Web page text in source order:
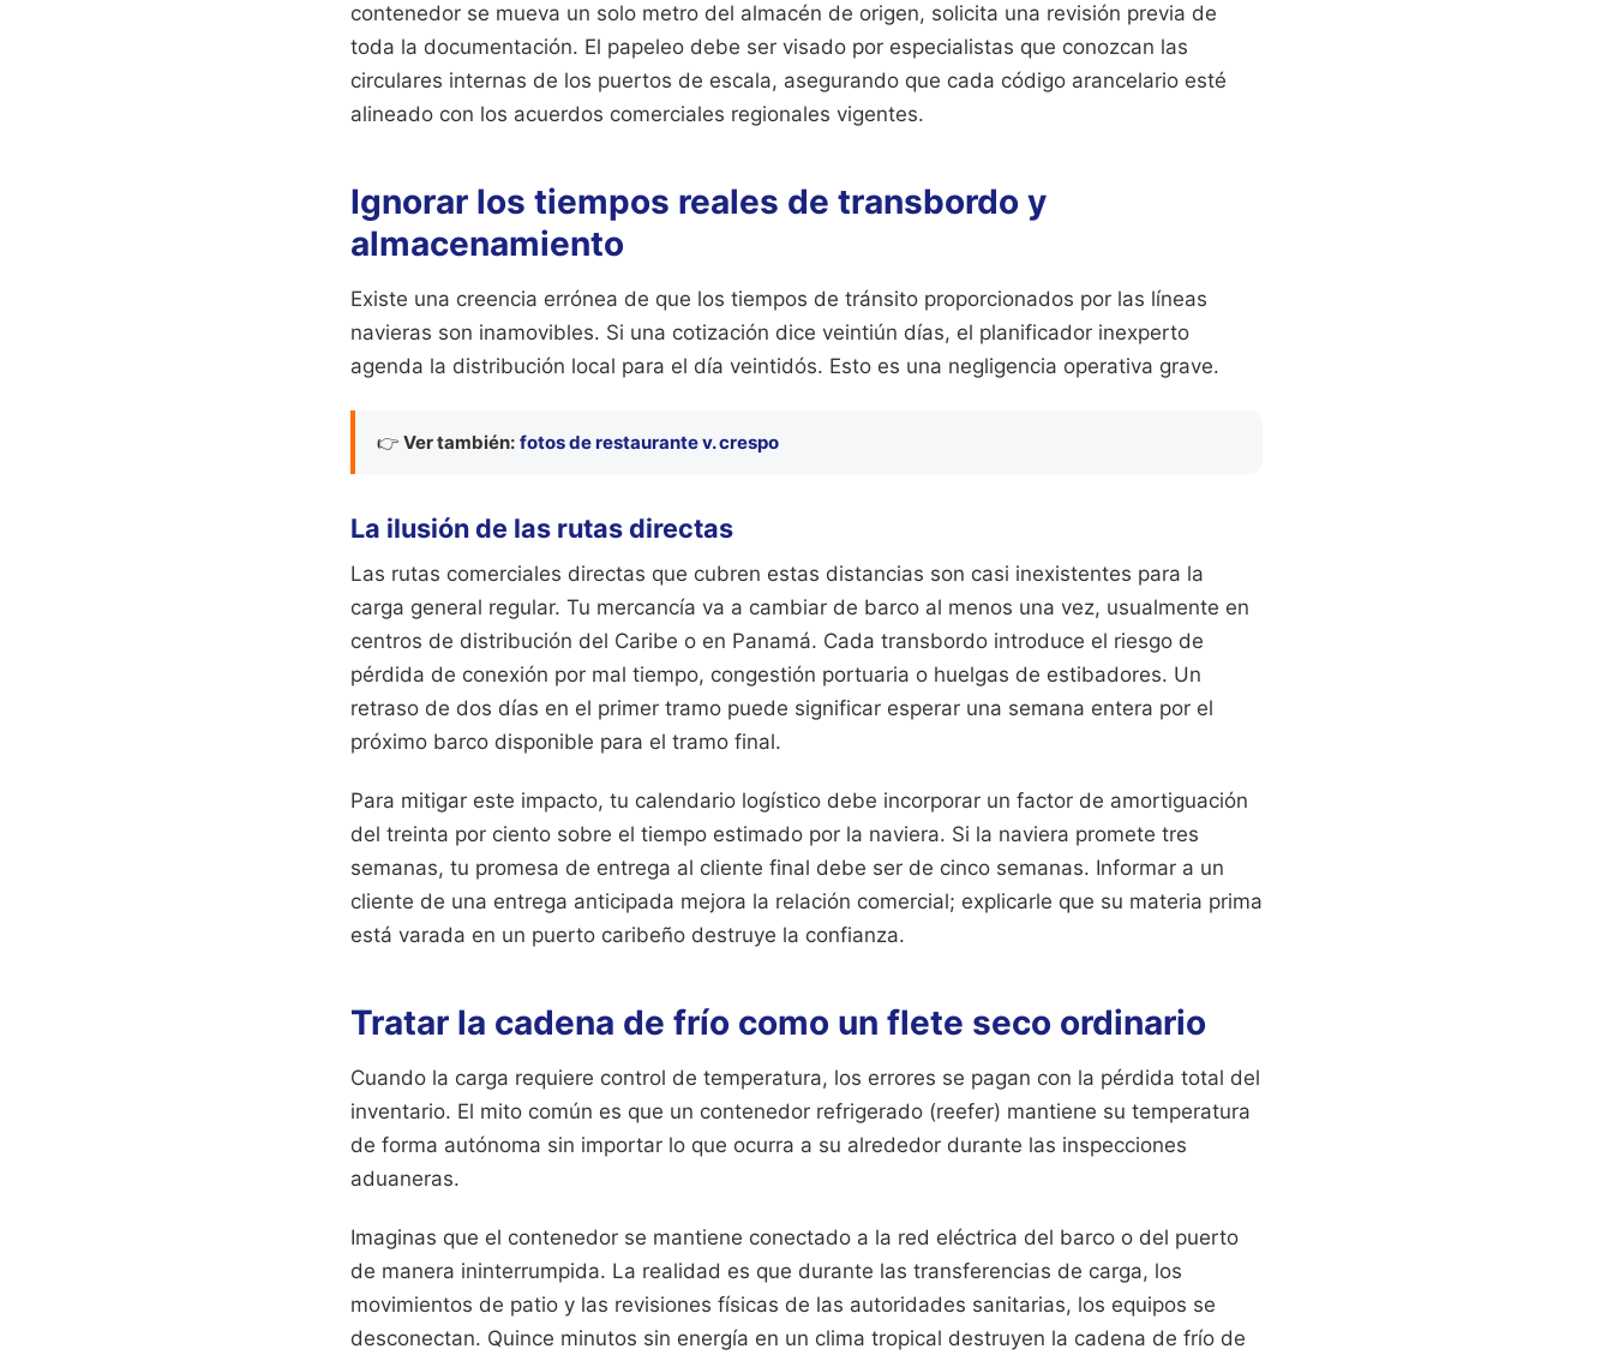
contenedor se mueva un solo metro del almacén de origen, solicita una revisión previa de
toda la documentación. El papeleo debe ser visado por especialistas que conozcan las
circulares internas de los puertos de escala, asegurando que cada código arancelario esté
alineado con los acuerdos comerciales regionales vigentes.
Ignorar los tiempos reales de transbordo y
almacenamiento
Existe una creencia errónea de que los tiempos de tránsito proporcionados por las líneas
navieras son inamovibles. Si una cotización dice veintiún días, el planificador inexperto
agenda la distribución local para el día veintidós. Esto es una negligencia operativa grave.
👉 Ver también: fotos de restaurante v. crespo
La ilusión de las rutas directas
Las rutas comerciales directas que cubren estas distancias son casi inexistentes para la
carga general regular. Tu mercancía va a cambiar de barco al menos una vez, usualmente en
centros de distribución del Caribe o en Panamá. Cada transbordo introduce el riesgo de
pérdida de conexión por mal tiempo, congestión portuaria o huelgas de estibadores. Un
retraso de dos días en el primer tramo puede significar esperar una semana entera por el
próximo barco disponible para el tramo final.
Para mitigar este impacto, tu calendario logístico debe incorporar un factor de amortiguación
del treinta por ciento sobre el tiempo estimado por la naviera. Si la naviera promete tres
semanas, tu promesa de entrega al cliente final debe ser de cinco semanas. Informar a un
cliente de una entrega anticipada mejora la relación comercial; explicarle que su materia prima
está varada en un puerto caribeño destruye la confianza.
Tratar la cadena de frío como un flete seco ordinario
Cuando la carga requiere control de temperatura, los errores se pagan con la pérdida total del
inventario. El mito común es que un contenedor refrigerado (reefer) mantiene su temperatura
de forma autónoma sin importar lo que ocurra a su alrededor durante las inspecciones
aduaneras.
Imaginas que el contenedor se mantiene conectado a la red eléctrica del barco o del puerto
de manera ininterrumpida. La realidad es que durante las transferencias de carga, los
movimientos de patio y las revisiones físicas de las autoridades sanitarias, los equipos se
desconectan. Quince minutos sin energía en un clima tropical destruyen la cadena de frío de